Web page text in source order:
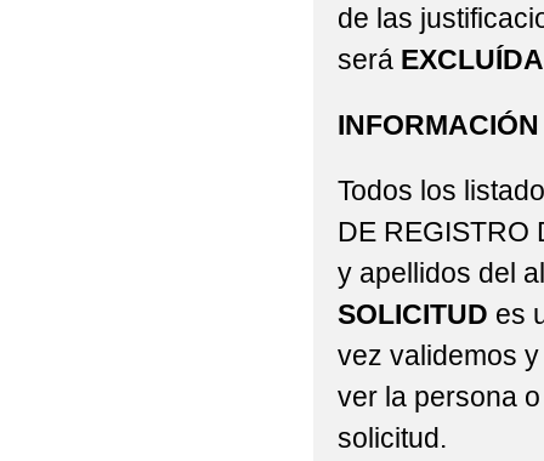
de las
será
Todos los
DE REGISTRO
y apellidos del
SOLICITUD es
vez validemos
ver la persona
solicitud.